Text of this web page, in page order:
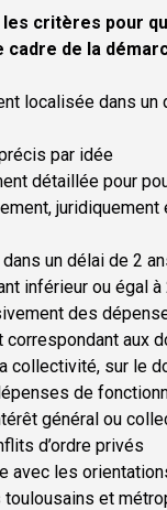
les critères pour
cadre de la
localisée dans un
par idée
détaillée pour
juridiquement
un délai de 2
inférieur ou égal
des
correspondant aux
collectivité, sur le
de
général ou
d’ordre privés
avec les
et